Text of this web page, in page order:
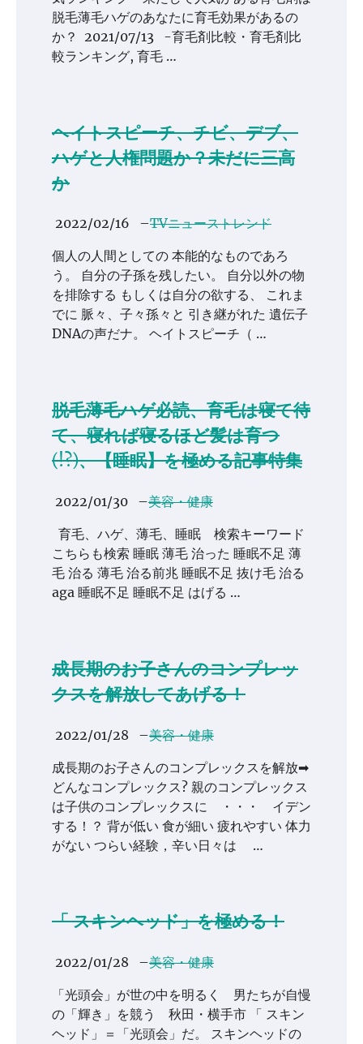
脱毛薄毛ハゲのあなたに育毛効果があるの
か？ 2021/07/13 -育毛剤比較・育毛剤比
較ランキング, 育毛 …
ヘイトスピーチ、チビ、デブ、
ハゲと人権問題か？未だに三高
か
2022/02/16 –TVニューストレンド
個人の人間としての 本能的なものであろ
う。 自分の子孫を残したい。 自分以外の物
を排除する もしくは自分の欲する、 これま
でに 脈々、子々孫々と 引き継がれた 遺伝子
DNAの声だナ。 ヘイトスピーチ（ …
脱毛薄毛ハゲ必読、育毛は寝て待
て、寝れば寝るほど髪は育つ
(!?)、【睡眠】を極める記事特集
2022/01/30 –美容・健康
育毛、ハゲ、薄毛、睡眠 検索キーワード
こちらも検索 睡眠 薄毛 治った 睡眠不足 薄
毛 治る 薄毛 治る前兆 睡眠不足 抜け毛 治る
aga 睡眠不足 睡眠不足 はげる …
成長期のお子さんのコンプレッ
クスを解放してあげる！
2022/01/28 –美容・健康
成長期のお子さんのコンプレックスを解放➡
どんなコンプレックス? 親のコンプレックス
は子供のコンプレックスに ・・・ イデン
する！？ 背が低い 食が細い 疲れやすい 体力
がない つらい経験，辛い日々は …
「 スキンヘッド」を極める！
2022/01/28 –美容・健康
「光頭会」が世の中を明るく 男たちが自慢
の「輝き」を競う 秋田・横手市 「 スキン
ヘッド」＝「光頭会」だ。 スキンヘッドの